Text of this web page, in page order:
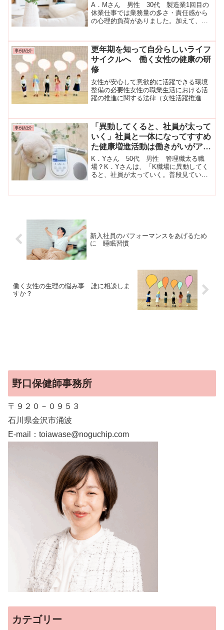
A．Mさん 男性 30代 製造業1回目の
休業仕事では業務量の多さ・責任感から
の心理的負荷がありました。加えて、子
カ月間休業し、復職しました。復職して
２か月後頭痛やからだ...
事例紹介
更年期を知って自分らしいライフ
サイクルへ 働く女性の健康の研
修
女性が安心して意欲的に活躍できる環境
整備の必要性女性の職業生活における活
躍の推進に関する法律（女性活躍推進
標としています。女性が安心して意欲的
に活躍できる環境整備...
事例紹介
「異動してくると、社員が太って
いく」社員と一体になってすすめ
た健康増進活動は働きがいがアッ
プ
K．Yさん 50代 男性 管理職太る職
場？K．Yさんは、「K職場に異動してく
ると、社員が太っていく。普段見ていて
新入社員のパフォーマンスをあげるため
に 睡眠習慣
働く女性の生理の悩み事 誰に相談しま
すか？
野口保健師事務所
〒９２０－０９５３
石川県金沢市涌波
E-mail：toiawase@noguchip.com
カテゴリー